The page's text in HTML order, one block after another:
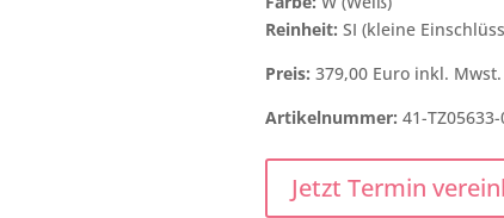
Reinheit: SI (kleine
Preis: 379,00 Euro inkl. Mwst.
Artikelnummer: 41-TZ05633-
Jetzt Termin